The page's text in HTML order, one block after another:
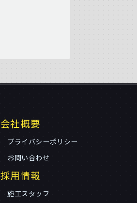
会社概要
プライバシーポリシー
お問い合わせ
採用情報
施工スタッフ